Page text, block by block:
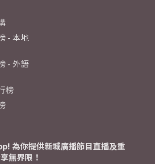
- 本地
- 外語
榜
為你提供新城廣播節目直播及重
無界限！